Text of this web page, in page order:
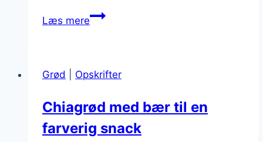
Læs mereChiagrød
naturlig
Grød Opskrifter
Chiagrød med bær til en
farverig snack